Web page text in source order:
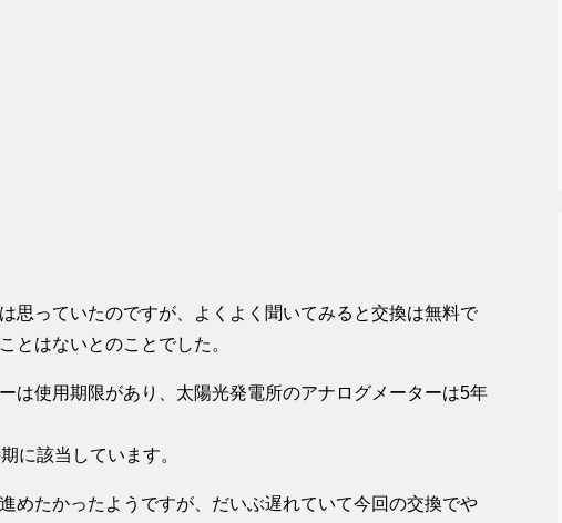
思っていたのですが、よくよく聞いてみると交換は無料で
とはないとのことでした。
は使用期限があり、太陽光発電所のアナログメーターは5年
に該当しています。
めたかったようですが、だいぶ遅れていて今回の交換でや